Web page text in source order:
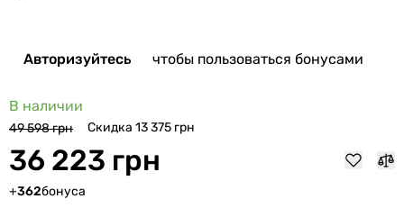
Авторизуйтесь чтобы пользоваться бонусами
В наличии
49 598 грн Скидка 13 375 грн
36 223 грн
+362бонуса